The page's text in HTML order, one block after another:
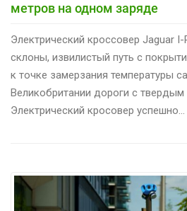
метров на одном заряде
Электрический кроссовер Jaguar
склоны, извилистый путь с
к точке замерзания температуры
Великобритании дороги с
Электрический кросовер успешно…